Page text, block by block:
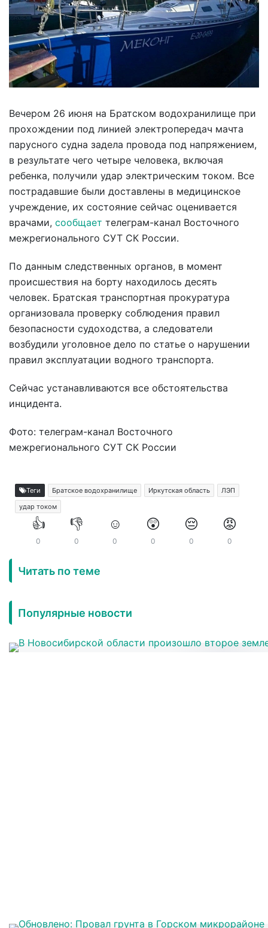
Вечером 26 июня на Братском водохранилище при
прохождении под линией электропередач мачта
парусного судна задела провода под напряжением,
в результате чего четыре человека, включая
ребенка, получили удар электрическим током. Все
пострадавшие были доставлены в медицинское
учреждение, их состояние сейчас оценивается
врачами, сообщает телеграм-канал Восточного
межрегионального СУТ СК России.
По данным следственных органов, в момент
происшествия на борту находилось десять
человек. Братская транспортная прокуратура
организовала проверку соблюдения правил
безопасности судоходства, а следователи
возбудили уголовное дело по статье о нарушении
правил эксплуатации водного транспорта.
Сейчас устанавливаются все обстоятельства
инцидента.
Фото: телеграм-канал Восточного
межрегионального СУТ СК России
Теги Братское водохранилище Иркутская область
ЛЭП
удар током
👍
0
👎
0
☺️
0
😲
0
😔
0
😡
0
Читать по теме
Популярные новости